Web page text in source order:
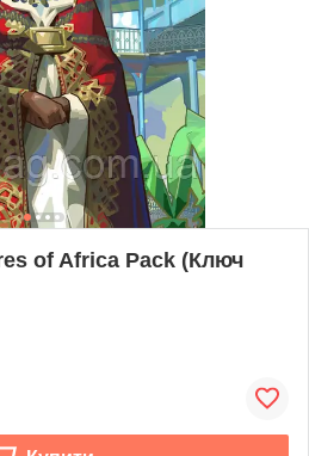
of Africa Pack (Ключ